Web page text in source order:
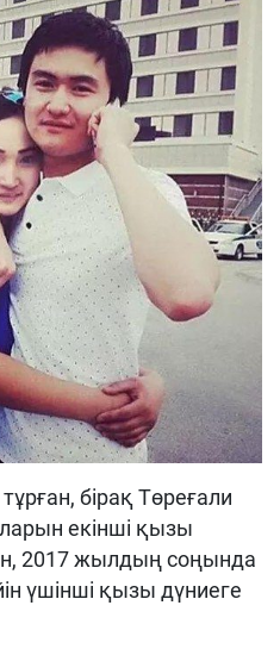
бірақ Төреғали
екінші қызы
2017 жылдың соңында
үшінші қызы дүниеге